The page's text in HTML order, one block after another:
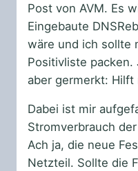
Post von AVM. Es
Eingebaute
wäre und ich sollte
Positivliste
aber germerkt: Hilft
Dabei ist mir
Stromverbrauch
Ach ja, die neue
Netzteil. Sollte die